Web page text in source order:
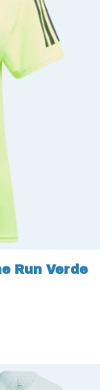
Run Verde